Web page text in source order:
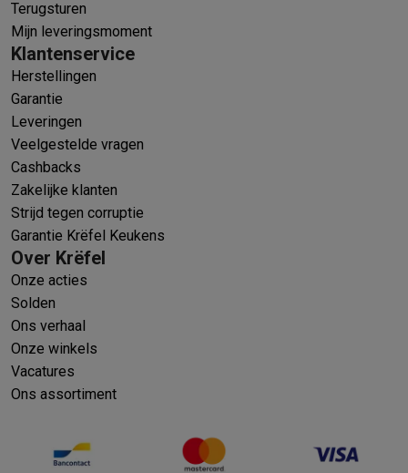
Terugsturen
Mijn leveringsmoment
Klantenservice
Herstellingen
Garantie
Leveringen
Veelgestelde vragen
Cashbacks
Zakelijke klanten
Strijd tegen corruptie
Garantie Krëfel Keukens
Over Krëfel
Onze acties
Solden
Ons verhaal
Onze winkels
Vacatures
Ons assortiment